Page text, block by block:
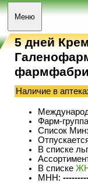
Меню
5 дней
Наличие в
Фарм-
Список
В списке
В списке
МНН: